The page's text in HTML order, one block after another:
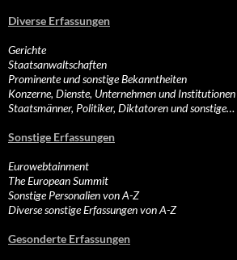
Diverse Erfassungen
Gerichte
Staatsanwaltschaften
Prominente und sonstige Bekanntheiten
Konzerne, Dienste, Unternehmen und Institutionen
Staatsmänner, Politiker, Diktatoren und sonstige…
Sonstige Erfassungen
Eurowebtainment
The European Summit
Sonstige Personalien von A-Z
Diverse sonstige Erfassungen von A-Z
Gesonderte Erfassungen